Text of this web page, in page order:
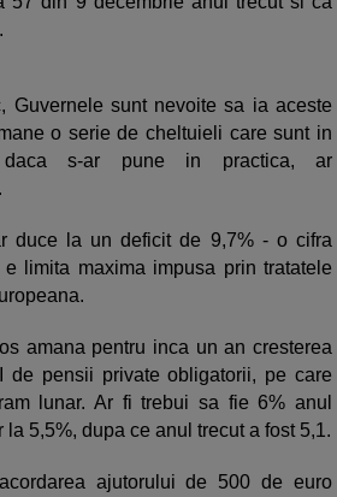
Guvernele sunt nevoite sa ia aceste
o serie de cheltuieli care sunt in
s-ar pune in practica, ar
duce la un deficit de 9,7% - o cifra
limita maxima impusa prin tratatele
amana pentru inca un an cresterea
de pensii private obligatorii, pe care
lunar. Ar fi trebui sa fie 6% anul
5,5%, dupa ce anul trecut a fost 5,1.
ajutorului de 500 de euro